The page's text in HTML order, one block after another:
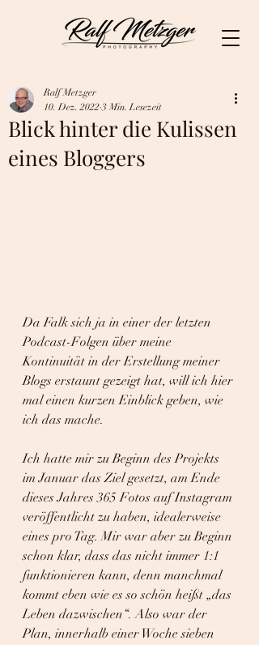
Blick hinter die Kulissen
eines Bloggers
Ralf Metzger
10. Dez. 2022 3 Min. Lesezeit
Da Falk sich ja in einer der letzten
Podcast-Folgen über meine
Kontinuität in der Erstellung meiner
Blogs erstaunt gezeigt hat, will ich hier
mal einen kurzen Einblick geben, wie
ich das mache.
Ich hatte mir zu Beginn des Projekts
im Januar das Ziel gesetzt, am Ende
dieses Jahres 365 Fotos auf Instagram
veröffentlicht zu haben, idealerweise
eines pro Tag. Mir war aber zu Beginn
schon klar, dass das nicht immer 1:1
funktionieren kann, denn manchmal
kommt eben wie es so schön heißt „das
Leben dazwischen“. Also war der
Plan, innerhalb einer Woche sieben